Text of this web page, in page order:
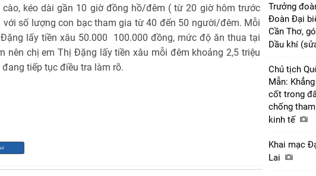
kéo dài gần 10 giờ đồng hồ/đêm ( từ 20 giờ hôm trước
với số lượng con bạc tham gia từ 40 đến 50 người/đêm. Mỗi
lấy tiền xâu 50.000  100.000 đồng, mức độ ăn thua tại
nên chị em Thị Đặng lấy tiền xâu mỗi đêm khoảng 2,5 triệu
tiếp tục điều tra làm rõ.
Trưởng
Đoàn Đại
Cần Thơ,
Dầu khí
Chủ tịch
Mẫn:
cốt trong
chống
kinh tế
Khai mạc
Lai